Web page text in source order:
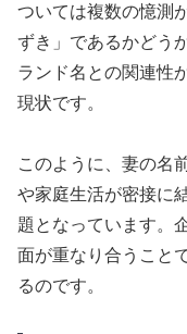
ついては複数の憶測
ずき」であるかどう
ランド名との関連性
現状です。
このように、妻の名
や家庭生活が密接に
題となっています。
面が重なり合うこと
るのです。